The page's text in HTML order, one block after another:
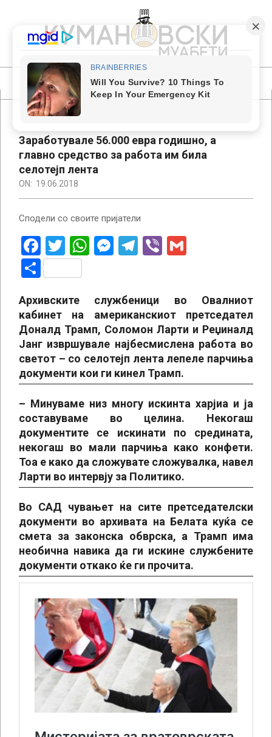
content
КУМАНОВСКИ
МУАБЕТИ
Primary
Navigation
Заработувале 56.000 евра годишно, а
главно средство за работа им била
селотејп лента
ON: 19.06.2018
Сподели со своите пријатели
Facebook
Twitter
WhatsApp
Messenger
Telegram
Viber
Share
Архивските службеници во Овалниот
кабинет на американскиот претседател
Доналд Трамп, Соломон Ларти и Реџиналд
Јанг извршувале најбесмислена работа во
светот – со селотејп лента лепеле парчиња
документи кои ги кинел Трамп.
– Минуваме низ многу искинта харјиа и ја
составуваме во целина. Некогаш
документите се искинати по средината,
некогаш во мали парчиња како конфети.
Тоа е како да сложувате сложувалка, навел
Ларти во интервју за Политико.
Во САД чувањет на сите претседателски
документи во архивата на Белата куќа се
смета за законска обврска, а Трамп има
необична навика да ги искине службените
документи откако ќе ги прочита.